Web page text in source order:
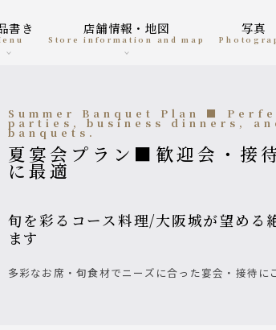
品書き
menu
店舗情報・地図
Store information and map
写真
Summer Banquet Plan ■ Perfect for welcome
parties, business dinners,
banquets.
夏宴会プラン■歓迎会・接待・各種ご宴会
に最適
旬を彩るコース料理/大阪城が望める絶景の窓際席完備して
ます
多彩なお席・旬食材でニーズに合った宴会・接待に